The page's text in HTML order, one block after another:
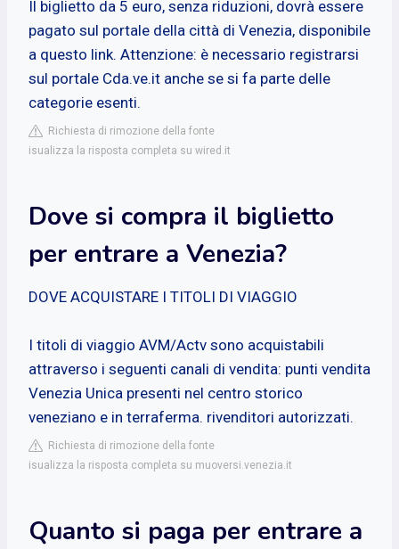
Il biglietto da 5 euro, senza riduzioni, dovrà essere
pagato sul portale della città di Venezia, disponibile
a questo link. Attenzione: è necessario registrarsi
sul portale Cda.ve.it anche se si fa parte delle
categorie esenti.
Richiesta di rimozione della fonte
isualizza la risposta completa su wired.it
Dove si compra il biglietto
per entrare a Venezia?
DOVE ACQUISTARE I TITOLI DI VIAGGIO
I titoli di viaggio AVM/Actv sono acquistabili
attraverso i seguenti canali di vendita: punti vendita
Venezia Unica presenti nel centro storico
veneziano e in terraferma. rivenditori autorizzati.
Richiesta di rimozione della fonte
isualizza la risposta completa su muoversi.venezia.it
Quanto si paga per entrare a